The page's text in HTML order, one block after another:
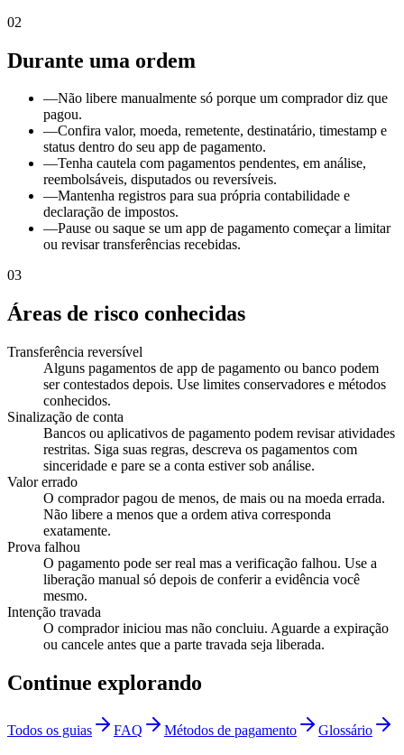
02
Durante uma ordem
—Não libere manualmente só porque um comprador diz que
pagou.
—Confira valor, moeda, remetente, destinatário, timestamp e
status dentro do seu app de pagamento.
—Tenha cautela com pagamentos pendentes, em análise,
reembolsáveis, disputados ou reversíveis.
—Mantenha registros para sua própria contabilidade e
declaração de impostos.
—Pause ou saque se um app de pagamento começar a limitar
ou revisar transferências recebidas.
03
Áreas de risco conhecidas
Transferência reversível
Alguns pagamentos de app de pagamento ou banco podem
ser contestados depois. Use limites conservadores e métodos
conhecidos.
Sinalização de conta
Bancos ou aplicativos de pagamento podem revisar atividades
restritas. Siga suas regras, descreva os pagamentos com
sinceridade e pare se a conta estiver sob análise.
Valor errado
O comprador pagou de menos, de mais ou na moeda errada.
Não libere a menos que a ordem ativa corresponda
exatamente.
Prova falhou
O pagamento pode ser real mas a verificação falhou. Use a
liberação manual só depois de conferir a evidência você
mesmo.
Intenção travada
O comprador iniciou mas não concluiu. Aguarde a expiração
ou cancele antes que a parte travada seja liberada.
Continue explorando
Todos os guias FAQ Métodos de pagamento Glossário